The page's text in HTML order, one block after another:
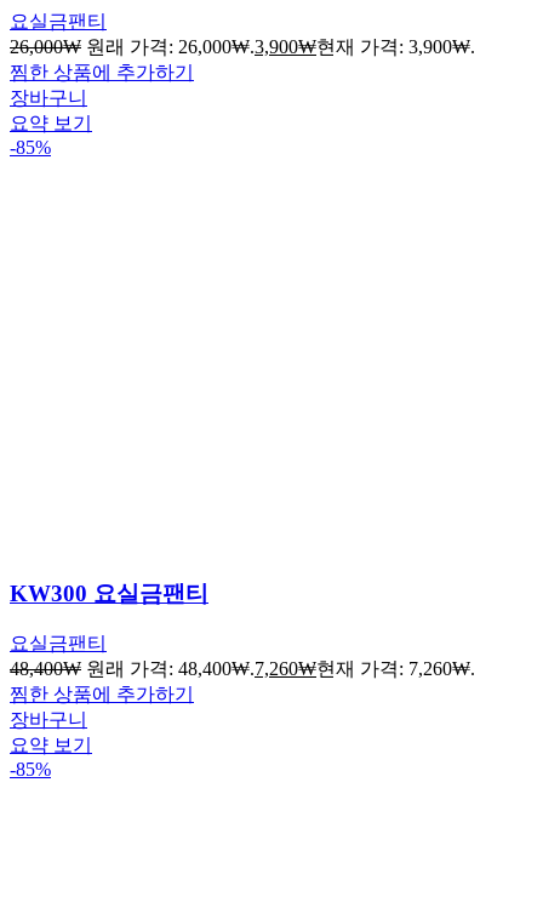
요실금팬티
26,000₩ 원래 가격: 26,000₩.3,900₩현재 가격: 3,900₩.
찜한 상품에 추가하기
장바구니
요약 보기
-85%
KW300 요실금팬티
요실금팬티
48,400₩ 원래 가격: 48,400₩.7,260₩현재 가격: 7,260₩.
찜한 상품에 추가하기
장바구니
요약 보기
-85%